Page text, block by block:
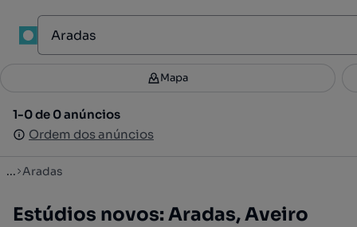
Filtros 3
1-0 de 0 anúncios
Ordem dos anúncios
Mapa
1-0 de 0 anúncios
Ordem dos anúncios
... Aradas
Estúdios novos: Aradas, Aveiro